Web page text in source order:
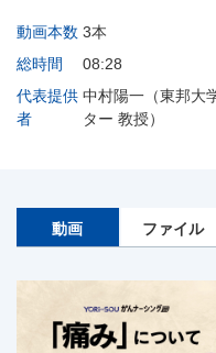
動画本数 3本
総時間
08:28
代表提供
者
中村陽一（東邦大
ター 教授）
動画 ファイル